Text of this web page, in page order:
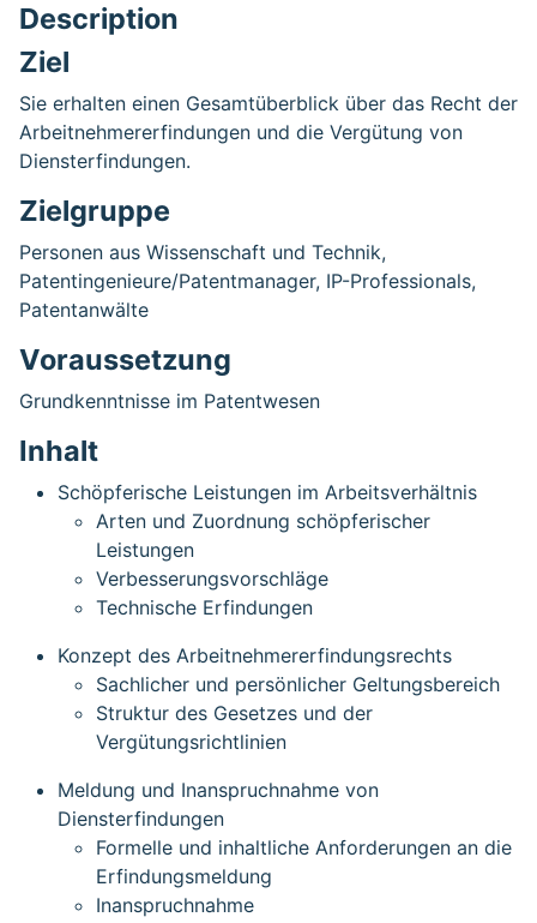
Description
Ziel
Sie erhalten einen Gesamtüberblick über das Recht der
Arbeitnehmererfindungen und die Vergütung von
Diensterfindungen.
Zielgruppe
Personen aus Wissenschaft und Technik,
Patentingenieure/Patentmanager, IP-Professionals,
Patentanwälte
Voraussetzung
Grundkenntnisse im Patentwesen
Inhalt
Schöpferische Leistungen im Arbeitsverhältnis
Arten und Zuordnung schöpferischer
Leistungen
Verbesserungsvorschläge
Technische Erfindungen
Konzept des Arbeitnehmererfindungsrechts
Sachlicher und persönlicher Geltungsbereich
Struktur des Gesetzes und der
Vergütungsrichtlinien
Meldung und Inanspruchnahme von
Diensterfindungen
Formelle und inhaltliche Anforderungen an die
Erfindungsmeldung
Inanspruchnahme